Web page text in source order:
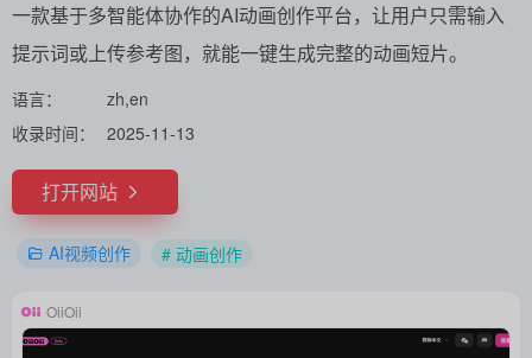
一款基于多智能体协作的AI动画创作平台，让用户只需输入
提示词或上传参考图，就能一键生成完整的动画短片。
语言：
zh,en
收录时间：
2025-11-13
打开网站
AI视频创作 # 动画创作
OiiOii